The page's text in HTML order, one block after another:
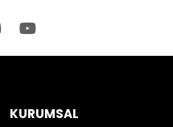
KURUMSAL